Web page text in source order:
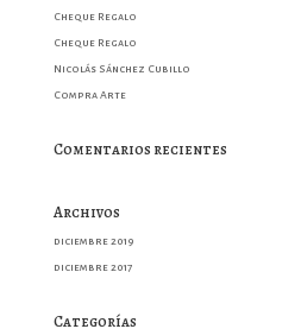
Cheque Regalo
Cheque Regalo
Nicolás Sánchez Cubillo
Compra Arte
Comentarios recientes
Archivos
diciembre 2019
diciembre 2017
Categorías